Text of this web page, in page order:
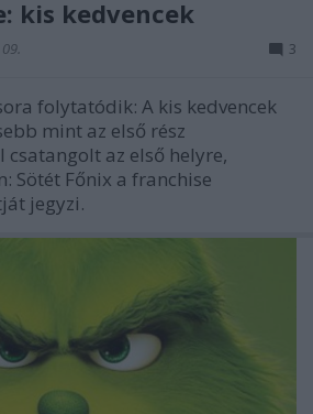
kis kedvencek
3
folytatódik: A kis kedvencek
mint az első rész
csatangolt az első helyre,
Sötét Főnix a franchise
jegyzi.